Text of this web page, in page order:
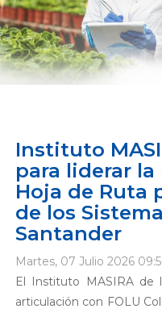
Instituto
para liderar
Hoja de Ruta
de los
Santander
Martes, 07 Julio 2026
El Instituto MASIRA de
articulación con FOLU